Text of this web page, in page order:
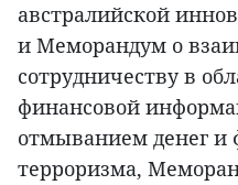
австралийской
и Меморандум о
сотрудничеству в
финансовой
отмыванием денег и
терроризма,